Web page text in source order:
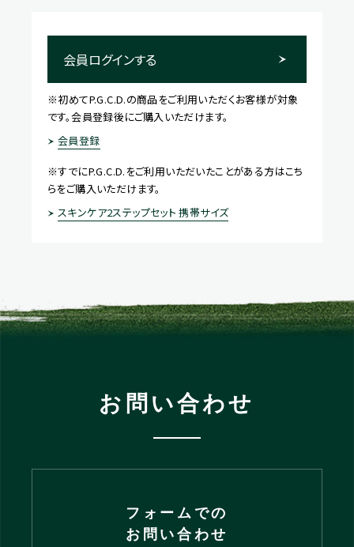
会員ログインする
※初めてP.G.C.D.の商品をご利用いただくお客様が対象
です。会員登録後にご購入いただけます。
会員登録
※すでにP.G.C.D.をご利用いただいたことがある方はこち
らをご購入いただけます。
スキンケア2ステップセット 携帯サイズ
お問い合わせ
フォームでの
お問い合わせ